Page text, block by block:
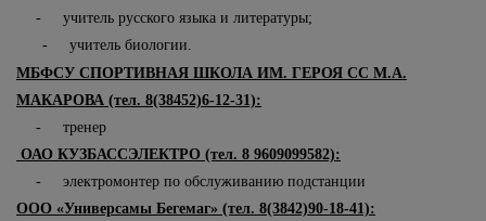
- учитель русского языка и литературы;
- учитель биологии.
МБФСУ СПОРТИВНАЯ ШКОЛА ИМ. ГЕРОЯ СС М.А.
МАКАРОВА (тел. 8(38452)6-12-31):
- тренер
ОАО КУЗБАССЭЛЕКТРО (тел. 8 9609099582):
- электромонтер по обслуживанию подстанции
ООО «Универсамы Бегемаг» (тел. 8(3842)90-18-41):